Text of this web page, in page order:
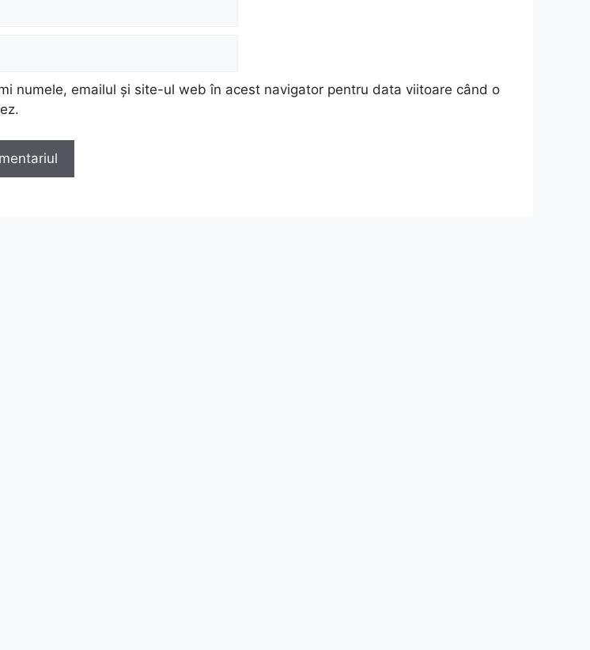
numele, emailul și site-ul web în acest navigator pentru data viitoare când o